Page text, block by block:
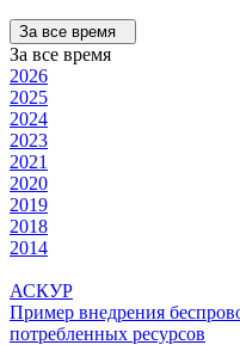
За все время
За все время
2026
2025
2024
2023
2021
2020
2019
2018
2014
АСКУР
Пример внедрения
потребленных ресурсов